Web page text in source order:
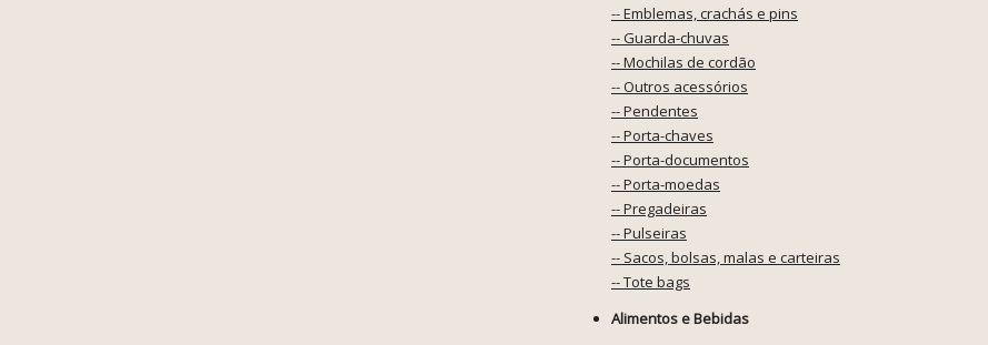
-- Emblemas, crachás e pins
-- Guarda-chuvas
-- Mochilas de cordão
-- Outros acessórios
-- Pendentes
-- Porta-chaves
-- Porta-documentos
-- Porta-moedas
-- Pregadeiras
-- Pulseiras
-- Sacos, bolsas, malas e carteiras
-- Tote bags
Alimentos e Bebidas